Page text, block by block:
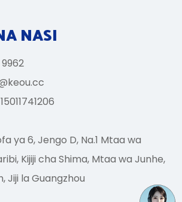
NASI
ya 6, Jengo D, Na.1 Mtaa wa
Kijiji cha Shima, Mtaa wa Junhe,
Jiji la Guangzhou